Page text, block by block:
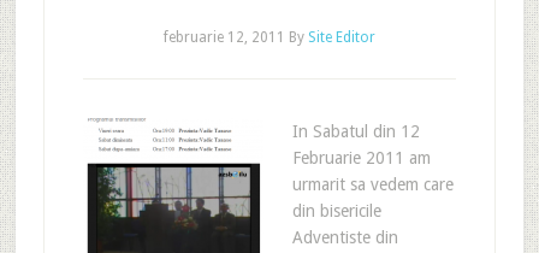
februarie 12, 2011 By Site Editor
In Sabatul din 12
Februarie 2011 am
urmarit sa vedem care
din bisericile
Adventiste din